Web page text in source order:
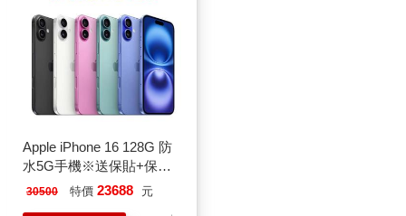
Apple iPhone 16 128G 防
水5G手機※送保貼+保護
套※
30500 特價 23688 元